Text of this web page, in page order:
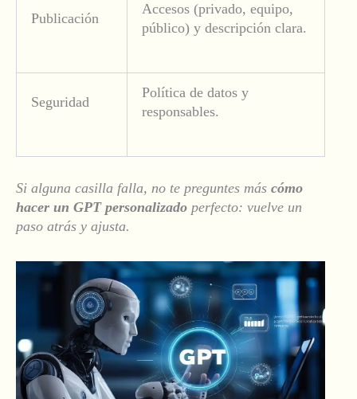
Publicación
Accesos (privado, equipo,
público) y descripción clara.
Seguridad
Política de datos y
responsables.
Si alguna casilla falla, no te preguntes más cómo
hacer un GPT personalizado perfecto: vuelve un
paso atrás y ajusta.